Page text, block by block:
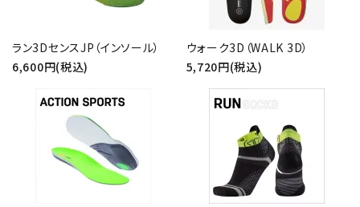
ラン3DセンスJP（インソール）
6,600円(税込)
ウォーク3D（WALK 3D）
5,720円(税込)